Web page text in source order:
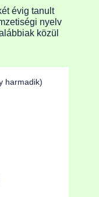
évig tanult
nyelv
közül
harmadik)